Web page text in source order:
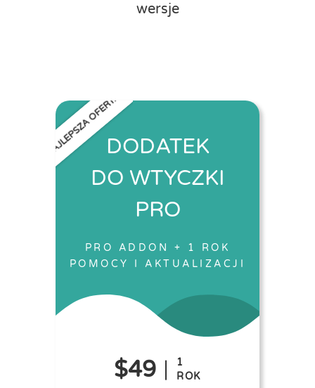
wersje
NAJLEPSZA OFERTADODATEK
DO WTYCZKI
PRO
PRO ADDON + 1 ROK
POMOCY I AKTUALIZACJI
$49
1
ROK